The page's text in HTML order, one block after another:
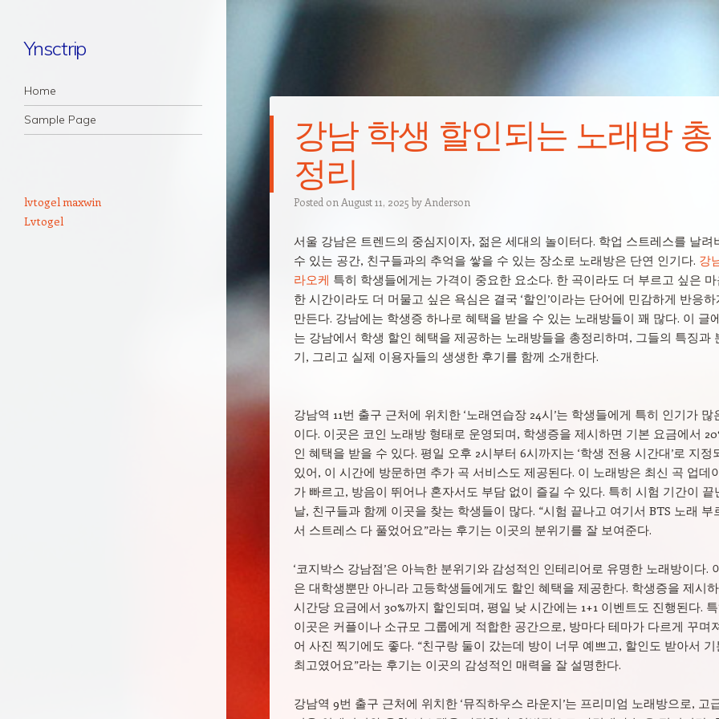
Ynsctrip
Navigation
Skip to content
Home
Sample Page
강남 학생 할인되는 노래방 총
정리
Posted on August 11, 2025 by Anderson
서울 강남은 트렌드의 중심지이자, 젊은 세대의 놀이터다. 학업 스트레스를 날려
수 있는 공간, 친구들과의 추억을 쌓을 수 있는 장소로 노래방은 단연 인기다. 강
라오케 특히 학생들에게는 가격이 중요한 요소다. 한 곡이라도 더 부르고 싶은
한 시간이라도 더 머물고 싶은 욕심은 결국 ‘할인’이라는 단어에 민감하게 반응하
만든다. 강남에는 학생증 하나로 혜택을 받을 수 있는 노래방들이 꽤 많다. 이 글
는 강남에서 학생 할인 혜택을 제공하는 노래방들을 총정리하며, 그들의 특징과
기, 그리고 실제 이용자들의 생생한 후기를 함께 소개한다.
강남역 11번 출구 근처에 위치한 ‘노래연습장 24시’는 학생들에게 특히 인기가 많
이다. 이곳은 코인 노래방 형태로 운영되며, 학생증을 제시하면 기본 요금에서
인 혜택을 받을 수 있다. 평일 오후 2시부터 6시까지는 ‘학생 전용 시간대’로 지정
있어, 이 시간에 방문하면 추가 곡 서비스도 제공된다. 이 노래방은 최신 곡 업데
가 빠르고, 방음이 뛰어나 혼자서도 부담 없이 즐길 수 있다. 특히 시험 기간이 끝
날, 친구들과 함께 이곳을 찾는 학생들이 많다. “시험 끝나고 여기서 BTS 노래 부
서 스트레스 다 풀었어요”라는 후기는 이곳의 분위기를 잘 보여준다.
‘코지박스 강남점’은 아늑한 분위기와 감성적인 인테리어로 유명한 노래방이다.
은 대학생뿐만 아니라 고등학생들에게도 할인 혜택을 제공한다. 학생증을 제시
시간당 요금에서 30%까지 할인되며, 평일 낮 시간에는 1+1 이벤트도 진행된다.
이곳은 커플이나 소규모 그룹에게 적합한 공간으로, 방마다 테마가 다르게 꾸며
어 사진 찍기에도 좋다. “친구랑 둘이 갔는데 방이 너무 예쁘고, 할인도 받아서 기
최고였어요”라는 후기는 이곳의 감성적인 매력을 잘 설명한다.
강남역 9번 출구 근처에 위치한 ‘뮤직하우스 라운지’는 프리미엄 노래방으로, 고
lvtogel maxwin
Lvtogel